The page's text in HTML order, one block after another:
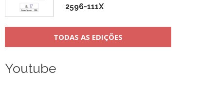
2596-111X
TODAS AS EDIÇÕES
Youtube